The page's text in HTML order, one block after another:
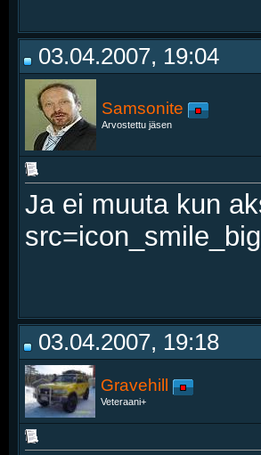
03.04.2007, 19:04
Samsonite
Arvostettu jäsen
Ja ei muuta kun
03.04.2007, 19:18
Gravehill
Veteraani+